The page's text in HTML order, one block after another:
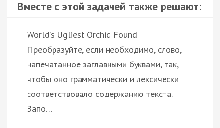
Вместе с этой задачей также решают:
World’s Ugliest Orchid Found
Преобразуйте, если необходимо, слово,
напечатанное заглавными буквами, так,
чтобы оно грамматически и лексически
соответствовало содержанию текста.
Запо…